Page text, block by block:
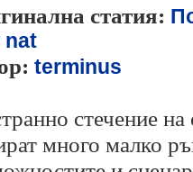
статия:
nat
terminus
стечение на
много малко